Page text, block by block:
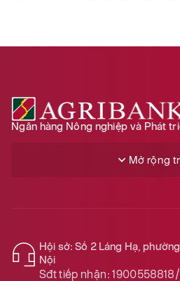
Ngân hàng Nông nghiệp và Phát
Mở rộng
Hội sở: Số 2 Láng Hạ,
Nội
Sđt tiếp nhận: